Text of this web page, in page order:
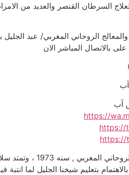
السرطان القنصر والعديد من
الروحاني المغربي/ عبد الجليل بشر |
بالاتصال المباشر الان
https://
https://
https://
ولد فضيلة
بتعليم شيخنا الجليل لما